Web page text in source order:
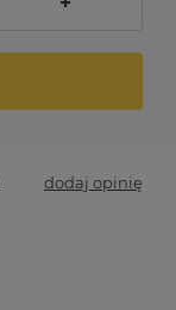
dodaj opinię